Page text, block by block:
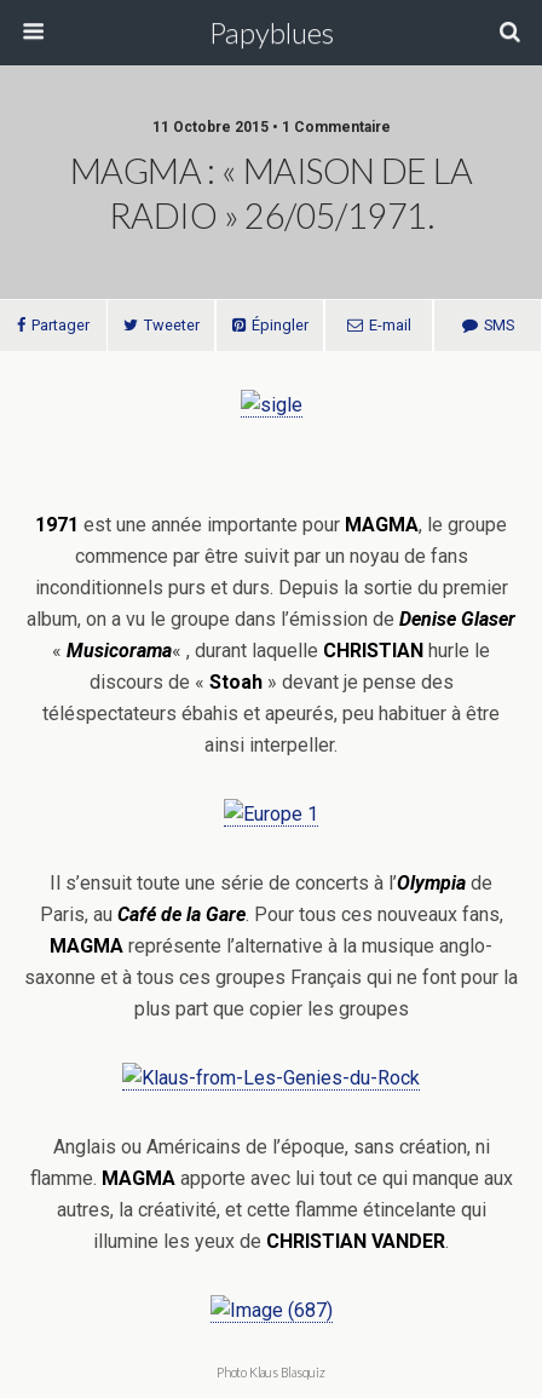
Papyblues
11 Octobre 2015 • 1 Commentaire
MAGMA : « MAISON DE LA
RADIO » 26/05/1971.
Partager Tweeter Épingler E-mail SMS
1971 est une année importante pour MAGMA, le groupe
commence par être suivit par un noyau de fans
inconditionnels purs et durs. Depuis la sortie du premier
album, on a vu le groupe dans l’émission de Denise Glaser
« Musicorama« , durant laquelle CHRISTIAN hurle le
discours de « Stoah» devant je pense des
téléspectateurs ébahis et apeurés, peu habituer à être
ainsi interpeller.
Il s’ensuit toute une série de concerts à l’Olympia de
Paris, au Café de la Gare. Pour tous ces nouveaux fans,
MAGMA représente l’alternative à la musique anglo-
saxonne et à tous ces groupes Français qui ne font pour la
plus part que copier les groupes
Anglais ou Américains de l’époque, sans création, ni
flamme. MAGMA apporte avec lui tout ce qui manque aux
autres, la créativité, et cette flamme étincelante qui
illumine les yeux de CHRISTIAN VANDER.
Photo Klaus Blasquiz